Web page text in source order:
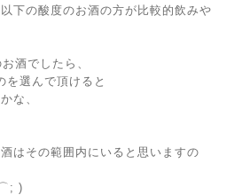
下の酸度のお酒の方が比較的飲みや
酒でしたら、
を選んで頂けると
な、
はその範囲内にいると思いますの
)